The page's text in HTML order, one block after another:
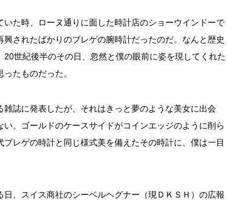
た時、ローヌ通りに面した時計店のショーウインドーで
されたばかりのブレゲの腕時計だったのだ。なんと歴史
世紀後半のその日、忽然と僕の眼前に姿を現してくれた
たものだった。
誌に発表したが、それはきっと夢のような美女に出会
。ゴールドのケースサイドがコインエッジのように削ら
レゲの時計と同じ様式美を備えたその時計に、僕は一目
、スイス商社のシーベルヘグナー（現ＤＫＳＨ）の広報